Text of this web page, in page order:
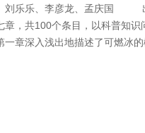
刘乐乐、李彦龙、孟庆国
章，共100个条目，以科普知
一章深入浅出地描述了可燃冰
可燃冰全球分布、储量、特点